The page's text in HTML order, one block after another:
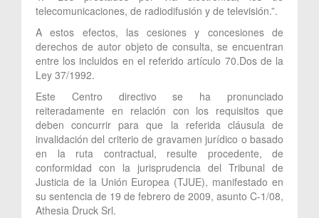
telecomunicaciones, de radiodifusión y de televisión.”.
A estos efectos, las cesiones y concesiones de
derechos de autor objeto de consulta, se encuentran
entre los incluidos en el referido artículo 70.Dos de la
Ley 37/1992.
Este Centro directivo se ha pronunciado
reiteradamente en relación con los requisitos que
deben concurrir para que la referida cláusula de
invalidación del criterio de gravamen jurídico o basado
en la ruta contractual, resulte procedente, de
conformidad con la jurisprudencia del Tribunal de
Justicia de la Unión Europea (TJUE), manifestado en
su sentencia de 19 de febrero de 2009, asunto C-1/08,
Athesia Druck Srl.